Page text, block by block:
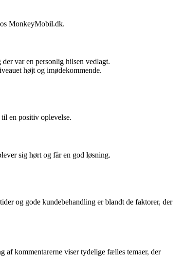
MonkeyMobil.dk.
var en personlig hilsen vedlagt.
højt og imødekommende.
en positiv oplevelse.
sig hørt og får en god løsning.
og gode kundebehandling er blandt de faktorer, der
af kommentarerne viser tydelige fælles temaer, der